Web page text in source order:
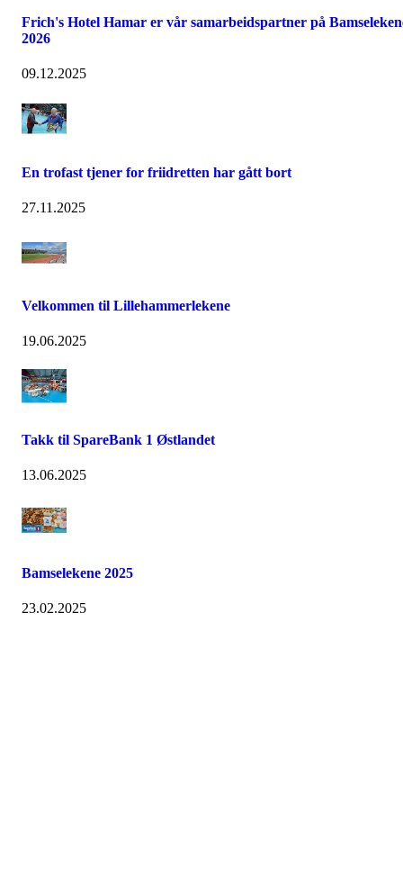
Frich's Hotel Hamar er vår samarbeidspartner på
2026
09.12.2025
En trofast tjener for friidretten har gått bort
27.11.2025
Velkommen til Lillehammerlekene
19.06.2025
Takk til SpareBank 1 Østlandet
13.06.2025
Bamselekene 2025
23.02.2025